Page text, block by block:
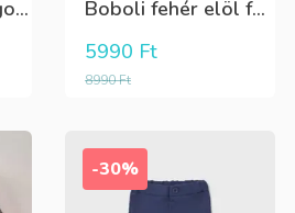
Losan sárga virágos 3/4-es leggings Boboli fehér elöl fekete tüll+gyöngyös csini póló
8990Ft
5990 Ft
-30%